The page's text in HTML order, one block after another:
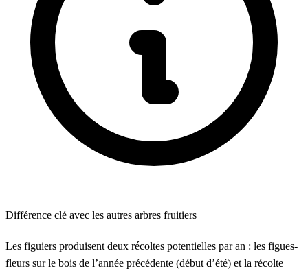
Différence clé avec les autres arbres fruitiers
Les figuiers produisent deux récoltes potentielles par an : les figues-
fleurs sur le bois de l’année précédente (début d’été) et la récolte